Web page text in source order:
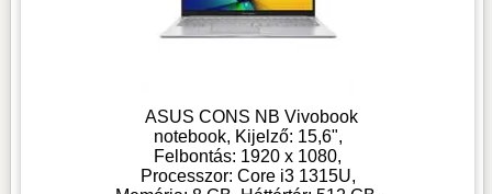
ASUS CONS NB Vivobook
notebook, Kijelző: 15,6",
Felbontás: 1920 x 1080,
Processzor: Core i3 1315U,